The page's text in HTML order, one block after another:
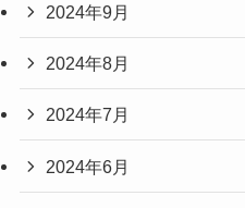
2024年9月
2024年8月
2024年7月
2024年6月